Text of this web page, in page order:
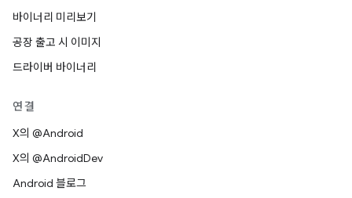
바이너리 미리보기
공장 출고 시 이미지
드라이버 바이너리
연결
X의 @Android
X의 @AndroidDev
Android 블로그